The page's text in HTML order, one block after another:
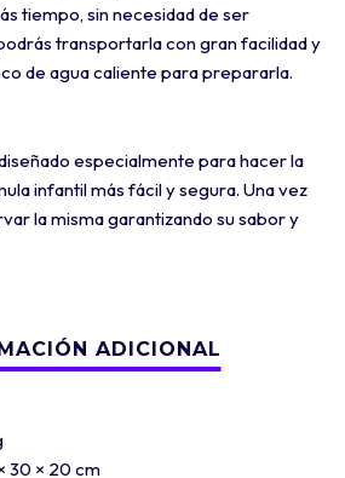
tiempo, sin necesidad de ser
transportarla con gran facilidad y
de agua caliente para prepararla.
especialmente para hacer la
infantil más fácil y segura. Una vez
la misma garantizando su sabor y
30 × 20 cm